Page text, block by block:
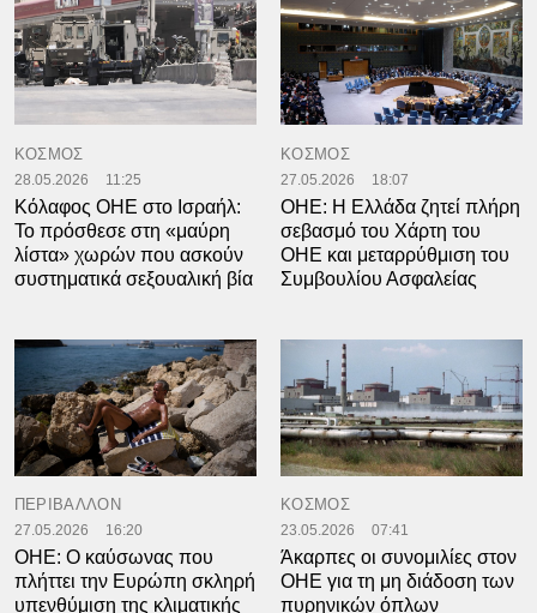
ΚΟΣΜΟΣ
28.05.2026 11:25
Κόλαφος ΟΗΕ στο Ισραήλ:
Το πρόσθεσε στη «μαύρη
λίστα» χωρών που ασκούν
συστηματικά σεξουαλική βία
ΚΟΣΜΟΣ
27.05.2026 18:07
ΟΗΕ: H Ελλάδα ζητεί πλήρη
σεβασμό του Χάρτη του
ΟΗΕ και μεταρρύθμιση του
Συμβουλίου Ασφαλείας
ΠΕΡΙΒΑΛΛΟΝ
27.05.2026 16:20
OHE: O καύσωνας που
πλήττει την Ευρώπη σκληρή
υπενθύμιση της κλιματικής
ΚΟΣΜΟΣ
23.05.2026 07:41
Άκαρπες οι συνομιλίες στον
ΟΗΕ για τη μη διάδοση των
πυρηνικών όπλων